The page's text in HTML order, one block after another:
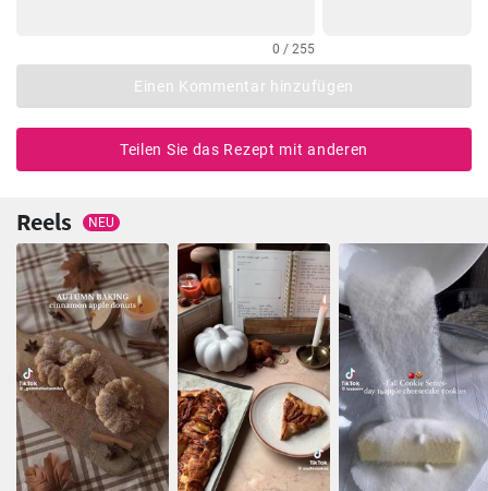
0 / 255
Einen Kommentar hinzufügen
Teilen Sie das Rezept mit anderen
Reels NEU